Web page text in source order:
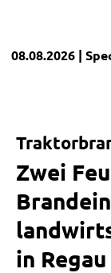
08.08.2026 |
Zwei
in